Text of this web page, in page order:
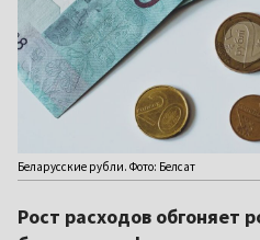
Беларусские рубли. Фото: Белсат
Рост расходов обгоняет